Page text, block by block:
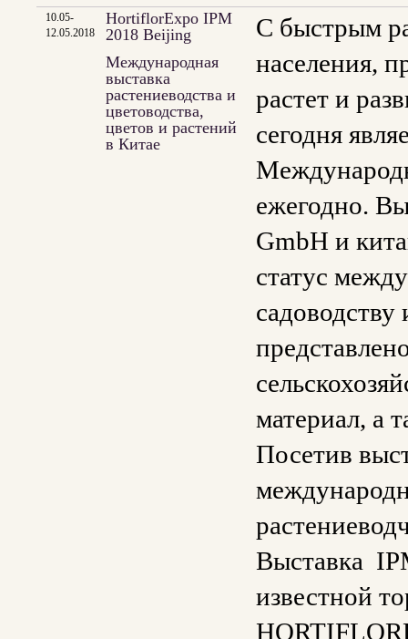
10.05-
12.05.2018
HortiflorExpo IPM
2018 Beijing
Международная
выставка
растениеводства и
цветоводства,
цветов и растений
в Китае
С быстрым
населения,
растет и
сегодня
ежегодно.
GmbH и
статус
материал, а
Посетив
Выставка
известной